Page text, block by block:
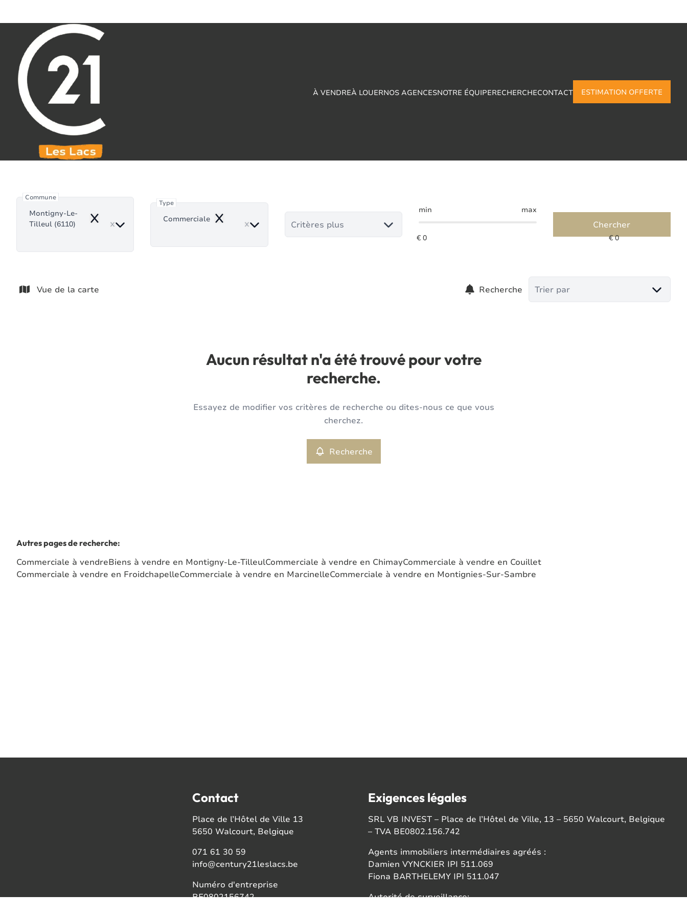
À VENDREÀ LOUERNOS AGENCESNOTRE ÉQUIPERECHERCHECONTACT ESTIMATION OFFERTE
Commerciale à vendre en Montigny-Le-Tilleul
Commune
Montigny-Le-
Tilleul (6110)
Remove
Type
Commerciale Remove Critères plus
min max
Chercher
Vue de la carte Recherche Trier par
Aucun résultat n'a été trouvé pour votre
recherche.
Essayez de modifier vos critères de recherche ou dites-nous ce que vous
cherchez.
Recherche
Autres pages de recherche:
Commerciale à vendreBiens à vendre en Montigny-Le-TilleulCommerciale à vendre en ChimayCommerciale à vendre en Couillet
Commerciale à vendre en FroidchapelleCommerciale à vendre en MarcinelleCommerciale à vendre en Montignies-Sur-Sambre
Contact
Place de l’Hôtel de Ville 13
5650 Walcourt, Belgique
071 61 30 59
info@century21leslacs.be
Numéro d'entreprise
BE0802156742
Exigences légales
SRL VB INVEST – Place de l’Hôtel de Ville, 13 – 5650 Walcourt, Belgique
– TVA BE0802.156.742
Agents immobiliers intermédiaires agréés :
Damien VYNCKIER IPI 511.069
Fiona BARTHELEMY IPI 511.047
Autorité de surveillance: